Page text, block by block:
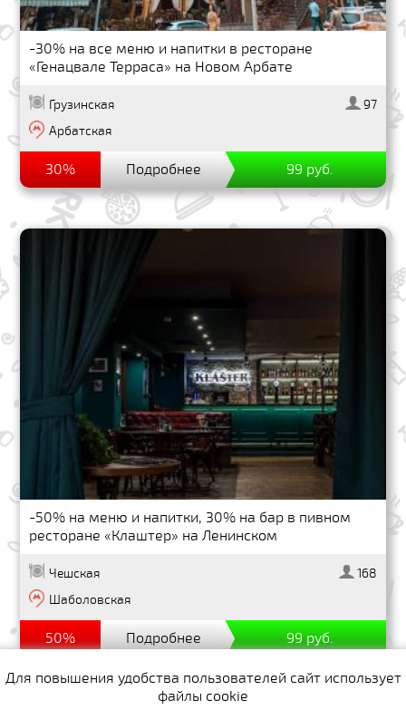
-30% на все меню и напитки в ресторане
«Генацвале Терраса» на Новом Арбате
Грузинская
Арбатская
97
30% Подробнее 99 руб.
-50% на меню и напитки, 30% на бар в пивном
ресторане «Клаштер» на Ленинском
Чешская
Шаболовская
168
50% Подробнее 99 руб.
Для повышения удобства пользователей сайт использует
файлы cookie